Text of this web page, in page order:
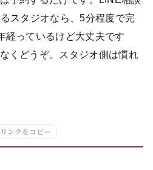
スタジオなら、5分程度で完
経っているけど大丈夫です
くどうぞ。スタジオ側は慣れ
ンクをコピー